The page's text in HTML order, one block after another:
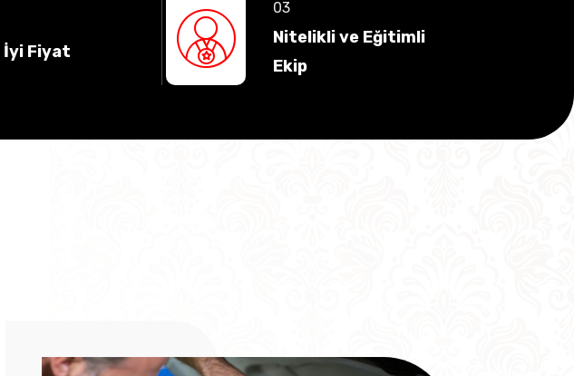
İyi Fiyat
Nitelikli ve Eğitimli
Ekip